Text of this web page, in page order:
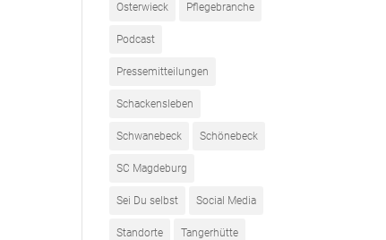
Osterwieck Pflegebranche
Podcast
Pressemitteilungen
Schackensleben
Schwanebeck Schönebeck
SC Magdeburg
Sei Du selbst Social Media
Standorte Tangerhütte